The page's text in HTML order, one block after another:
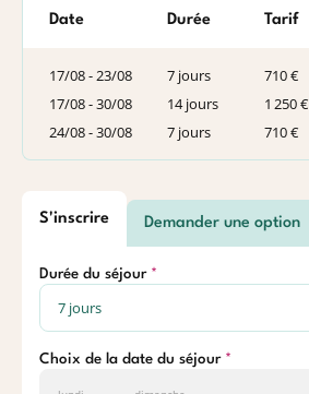
Date Durée Tarif
17/08 - 23/08 7 jours 710 €
17/08 - 30/08
14 jours 1 250 €
24/08 - 30/08
7 jours 710 €
S'inscrire Demander une option
Durée du séjour
Choix de la date du séjour